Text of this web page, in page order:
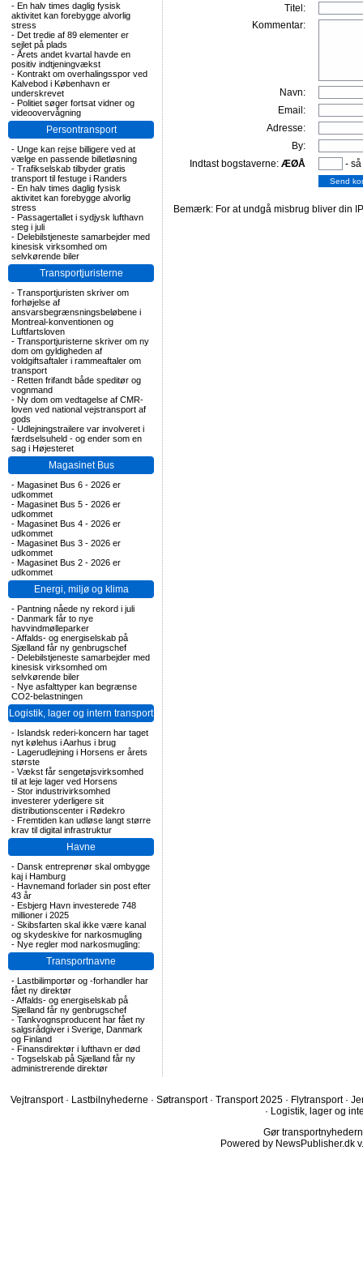
- En halv times daglig fysisk
aktivitet kan forebygge alvorlig
stress
- Det tredie af 89 elementer er
sejlet på plads
- Årets andet kvartal havde en
positiv indtjeningvækst
- Kontrakt om overhalingsspor ved
Kalvebod i København er
underskrevet
- Politiet søger fortsat vidner og
videoovervågning
Persontransport
- Unge kan rejse billigere ved at
vælge en passende billetløsning
- Trafikselskab tilbyder gratis
transport til festuge i Randers
- En halv times daglig fysisk
aktivitet kan forebygge alvorlig
stress
- Passagertallet i sydjysk lufthavn
steg i juli
- Delebilstjeneste samarbejder med
kinesisk virksomhed om
selvkørende biler
Transportjuristerne
- Transportjuristen skriver om
forhøjelse af
ansvarsbegrænsningsbeløbene i
Montreal-konventionen og
Luftfartsloven
- Transportjuristerne skriver om ny
dom om gyldigheden af
voldgiftsaftaler i rammeaftaler om
transport
- Retten frifandt både speditør og
vognmand
- Ny dom om vedtagelse af CMR-
loven ved national vejstransport af
gods
- Udlejningstrailere var involveret i
færdselsuheld - og ender som en
sag i Højesteret
Magasinet Bus
- Magasinet Bus 6 - 2026 er
udkommet
- Magasinet Bus 5 - 2026 er
udkommet
- Magasinet Bus 4 - 2026 er
udkommet
- Magasinet Bus 3 - 2026 er
udkommet
- Magasinet Bus 2 - 2026 er
udkommet
Energi, miljø og klima
- Pantning nåede ny rekord i juli
- Danmark får to nye
havvindmølleparker
-Affalds- og energiselskab på
Sjælland får ny genbrugschef
- Delebilstjeneste samarbejder med
kinesisk virksomhed om
selvkørende biler
- Nye asfalttyper kan begrænse
CO2-belastningen
Logistik, lager og intern transport
- Islandsk rederi-koncern har taget
nyt kølehus i Aarhus i brug
- Lagerudlejning i Horsens er årets
største
- Vækst får sengetøjsvirksomhed
til at leje lager ved Horsens
- Stor industrivirksomhed
investerer yderligere sit
distributionscenter i Rødekro
- Fremtiden kan udløse langt større
krav til digital infrastruktur
Havne
- Dansk entreprenør skal ombygge
kaj i Hamburg
- Havnemand forlader sin post efter
43 år
- Esbjerg Havn investerede 748
millioner i 2025
- Skibsfarten skal ikke være kanal
og skydeskive for narkosmugling
- Nye regler mod narkosmugling:
Transportnavne
- Lastbilimportør og -forhandler har
fået ny direktør
-Affalds- og energiselskab på
Sjælland får ny genbrugschef
- Tankvognsproducent har fået ny
salgsrådgiver i Sverige, Danmark
og Finland
- Finansdirektør i lufthavn er død
- Togselskab på Sjælland får ny
administrerende direktør
Titel:
Kommentar:
Navn:
Email:
Adresse:
By:
Indtast bogstaverne: ÆØÅ -
Bemærk: For at undgå misbrug bliver din
Vejtransport · Lastbilnyhederne · Søtransport · Transport 2025 · Flytransport ·
· Logistik, lager og
Gør
Powered by NewsPublisher.dk